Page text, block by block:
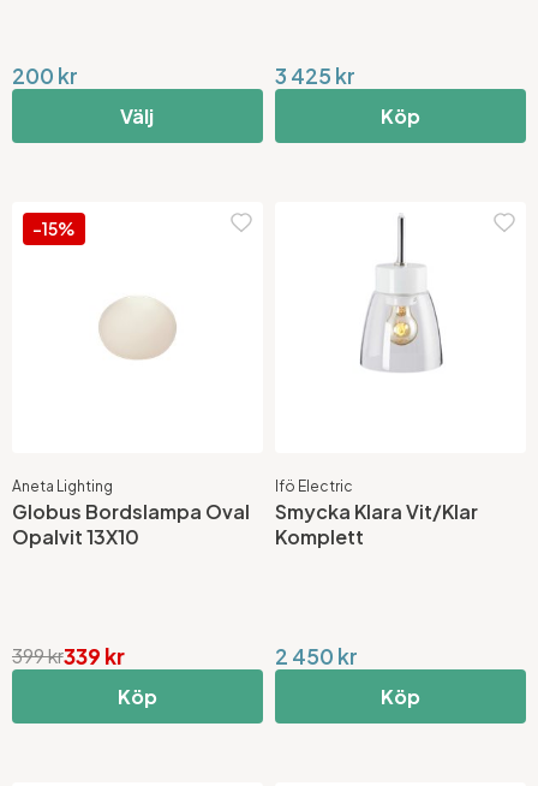
200 kr
Välj
3 425 kr
Köp
-15%
Aneta Lighting
Globus Bordslampa Oval
Opalvit 13X10
339 kr
399 kr
Köp
Ifö Electric
Smycka Klara Vit/Klar
Komplett
2 450 kr
Köp